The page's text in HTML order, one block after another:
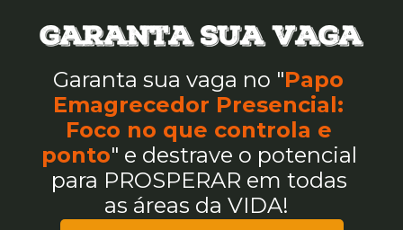
Garanta sua vaga no "Papo
Emagrecedor Presencial:
Foco no que controla e
ponto" e destrave o potencial
para PROSPERAR em todas
as áreas da VIDA!